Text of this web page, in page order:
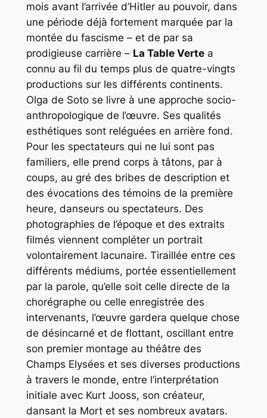
mois avant l’arrivée d’Hitler au pouvoir, dans
une période déjà fortement marquée par la
montée du fascisme – et de par sa
prodigieuse carrière – La Table Vertea
connu au fil du temps plus de quatre-vingts
productions sur les différents continents.
Olga de Soto se livre à une approche socio-
anthropologique de l’œuvre. Ses qualités
esthétiques sont reléguées en arrière fond.
Pour les spectateurs qui ne lui sont pas
familiers, elle prend corps à tâtons, par à
coups, au gré des bribes de description et
des évocations des témoins de la première
heure, danseurs ou spectateurs. Des
photographies de l’époque et des extraits
filmés viennent compléter un portrait
volontairement lacunaire. Tiraillée entre ces
différents médiums, portée essentiellement
par la parole, qu’elle soit celle directe de la
chorégraphe ou celle enregistrée des
intervenants, l’œuvre gardera quelque chose
de désincarné et de flottant, oscillant entre
son premier montage au théâtre des
Champs Elysées et ses diverses productions
à travers le monde, entre l’interprétation
initiale avec Kurt Jooss, son créateur,
dansant la Mort et ses nombreux avatars.